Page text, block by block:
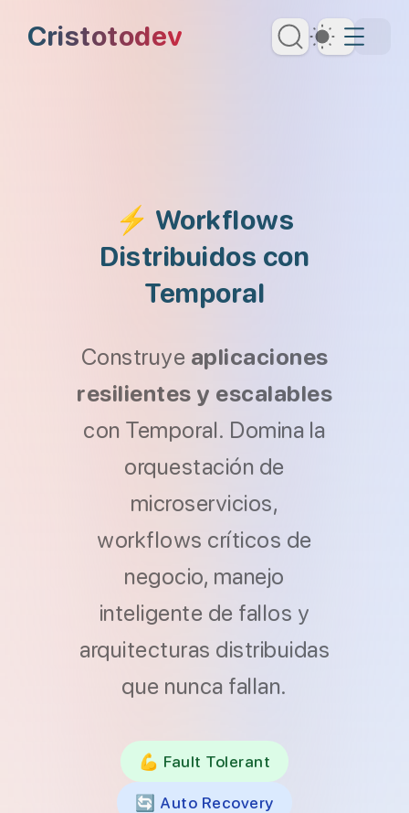
Cristotodev Dark
⚡ Workflows
Distribuidos con
Temporal
Construye aplicaciones
resilientes y escalables
con Temporal. Domina la
orquestación de
microservicios,
workflows críticos de
negocio, manejo
inteligente de fallos y
arquitecturas distribuidas
que nunca fallan.
💪 Fault Tolerant
🔄 Auto Recovery